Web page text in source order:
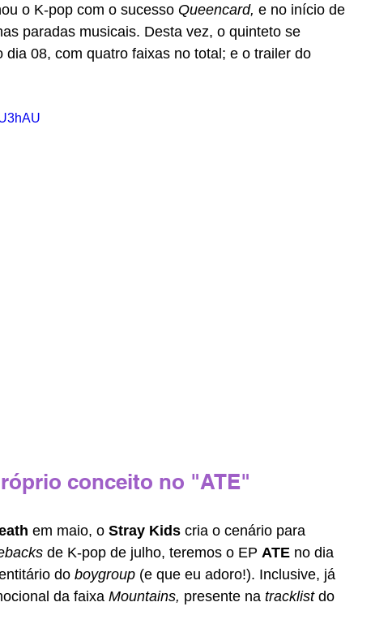
o K-pop com o sucesso Queencard, e no início de
paradas musicais. Desta vez, o quinteto se
dia 08, com quatro faixas no total; e o trailer do
conceito no "ATE"
em maio, o Stray Kids cria o cenário para
de K-pop de julho, teremos o EP ATE no dia
do boygroup (e que eu adoro!). Inclusive, já
da faixa Mountains, presente na tracklist do